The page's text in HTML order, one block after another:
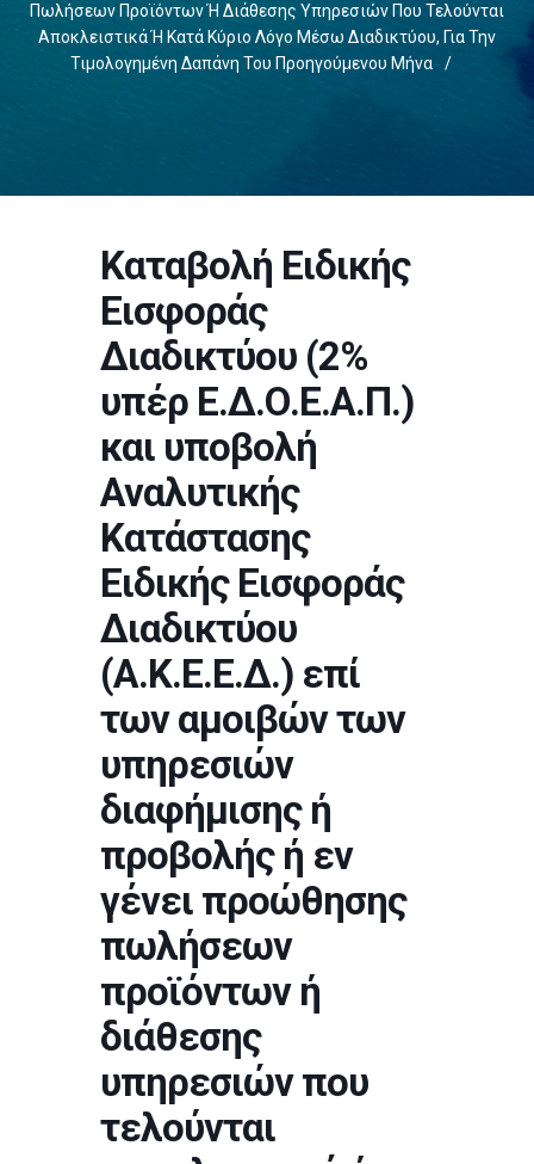
Πωλήσεων Προϊόντων Ή Διάθεσης Υπηρεσιών Που Τελούνται
Αποκλειστικά Ή Κατά Κύριο Λόγο Μέσω Διαδικτύου, Για Την
Τιμολογημένη Δαπάνη Του Προηγούμενου Μήνα
/
Καταβολή Ειδικής
Εισφοράς
Διαδικτύου (2%
υπέρ Ε.Δ.Ο.Ε.Α.Π.)
και υποβολή
Αναλυτικής
Κατάστασης
Ειδικής Εισφοράς
Διαδικτύου
(Α.Κ.Ε.Ε.Δ.) επί
των αμοιβών των
υπηρεσιών
διαφήμισης ή
προβολής ή εν
γένει προώθησης
πωλήσεων
προϊόντων ή
διάθεσης
υπηρεσιών που
τελούνται